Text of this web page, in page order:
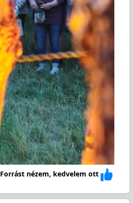
Forrást nézem, kedvelem ott